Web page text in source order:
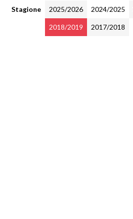
Stagione 2025/2026 2024/2025
2018/2019 2017/2018